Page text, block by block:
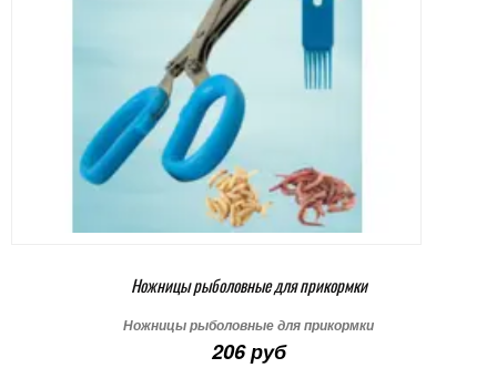
Ножницы рыболовные для прикормки
Ножницы рыболовные для прикормки
206 руб